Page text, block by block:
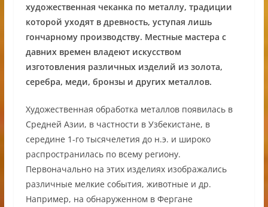
художественная чеканка по металлу, традиции
которой уходят в древность, уступая лишь
гончарному производству. Местные мастера с
давних времен владеют искусством
изготовления различных изделий из золота,
серебра, меди, бронзы и других металлов.
Художественная обработка металлов появилась в
Средней Азии, в частности в Узбекистане, в
середине 1-го тысячелетия до н.э. и широко
распространилась по всему региону.
Первоначально на этих изделиях изображались
различные мелкие события, животные и др.
Например, на обнаруженном в Фергане